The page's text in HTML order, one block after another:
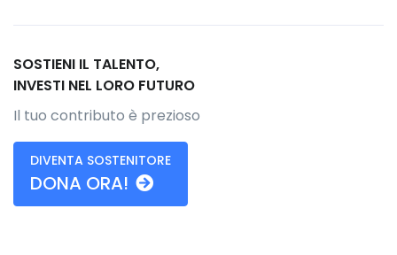
SOSTIENI IL TALENTO,
INVESTI NEL LORO FUTURO
Il tuo contributo è prezioso
DIVENTA SOSTENITORE
DONA ORA!